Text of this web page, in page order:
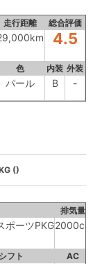
走行距離 総合評価
4.5
色 内装 外装
パール B -
()
排気量
ポーツPKG2000cc
シフト AC